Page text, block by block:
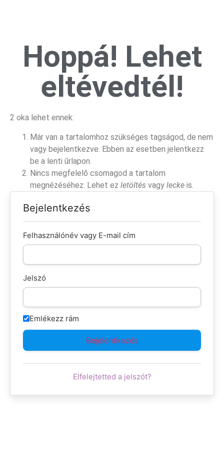
Hoppá! Lehet
eltévedtél!
2 oka lehet ennek:
Már van a tartalomhoz szükséges tagságod, de nem
vagy bejelentkezve. Ebben az esetben jelentkezz
be a lenti űrlapon.
Nincs megfelelő csomagod a tartalom
megnézéséhez. Lehet ez letöltés vagy lecke is.
Bejelentkezés
Felhasználónév vagy E-mail cím
Jelszó
Emlékezz rám
Elfelejtetted a jelszót?